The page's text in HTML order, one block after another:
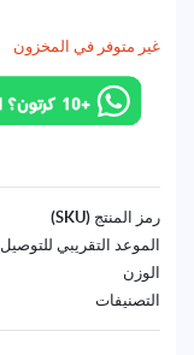
غير متوفر في المخزون
رمز المنتج (SKU)
الموعد التقريبي للتوصيل
الوزن
التصنيفات